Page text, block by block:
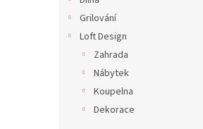
Grilování
Loft Design
Zahrada
Nábytek
Koupelna
Dekorace